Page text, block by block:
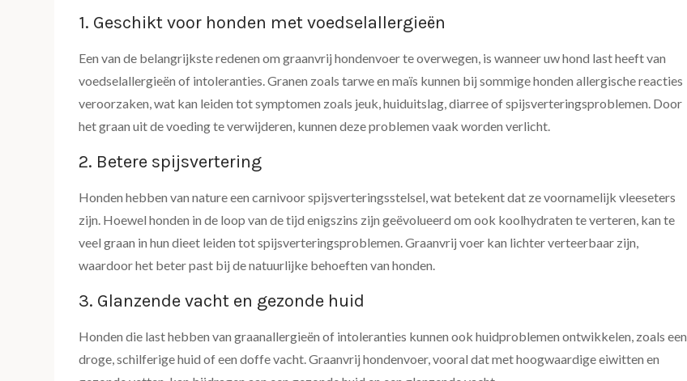
1. Geschikt voor honden met voedselallergieën
Een van de belangrijkste redenen om graanvrij hondenvoer te overwegen, is wanneer uw hond last heeft van
voedselallergieën of intoleranties. Granen zoals tarwe en maïs kunnen bij sommige honden allergische reacties
veroorzaken, wat kan leiden tot symptomen zoals jeuk, huiduitslag, diarree of spijsverteringsproblemen. Door
het graan uit de voeding te verwijderen, kunnen deze problemen vaak worden verlicht.
2. Betere spijsvertering
Honden hebben van nature een carnivoor spijsverteringsstelsel, wat betekent dat ze voornamelijk vleeseters
zijn. Hoewel honden in de loop van de tijd enigszins zijn geëvolueerd om ook koolhydraten te verteren, kan te
veel graan in hun dieet leiden tot spijsverteringsproblemen. Graanvrij voer kan lichter verteerbaar zijn,
waardoor het beter past bij de natuurlijke behoeften van honden.
3. Glanzende vacht en gezonde huid
Honden die last hebben van graanallergieën of intoleranties kunnen ook huidproblemen ontwikkelen, zoals een
droge, schilferige huid of een doffe vacht. Graanvrij hondenvoer, vooral dat met hoogwaardige eiwitten en